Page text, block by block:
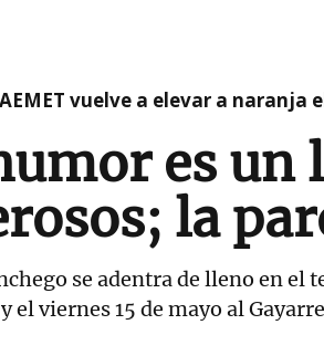
AEMET vuelve a elevar a
es un
la
se adentra de lleno en el
el viernes 15 de mayo al